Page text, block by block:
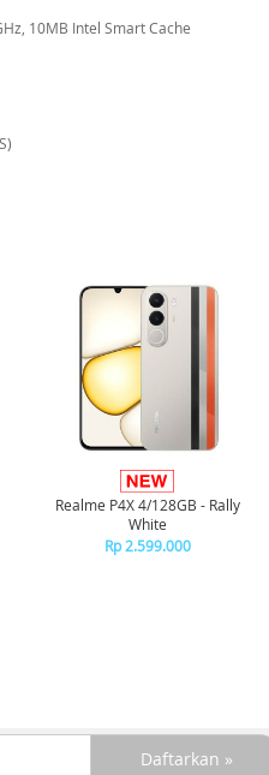
10MB Intel Smart Cache
Realme P4X 4/128GB - Rally
White
Rp 2.599.000